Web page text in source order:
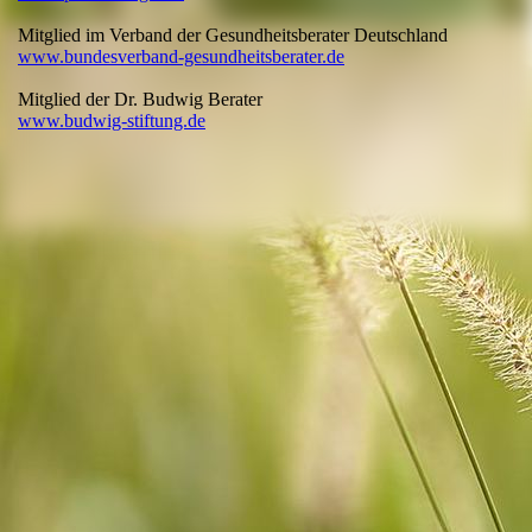
Mitglied im Verband der Gesundheitsberater Deutschland
www.bundesverband-gesundheitsberater.de
Mitglied der Dr. Budwig Berater
www.budwig-stiftung.de